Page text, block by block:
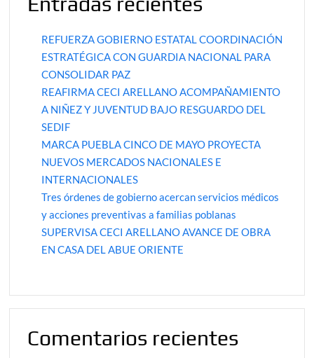
REFUERZA GOBIERNO ESTATAL COORDINACIÓN
ESTRATÉGICA CON GUARDIA NACIONAL PARA
CONSOLIDAR PAZ
REAFIRMA CECI ARELLANO ACOMPAÑAMIENTO
A NIÑEZ Y JUVENTUD BAJO RESGUARDO DEL
SEDIF
MARCA PUEBLA CINCO DE MAYO PROYECTA
NUEVOS MERCADOS NACIONALES E
INTERNACIONALES
Tres órdenes de gobierno acercan servicios médicos
y acciones preventivas a familias poblanas
SUPERVISA CECI ARELLANO AVANCE DE OBRA
EN CASA DEL ABUE ORIENTE
Comentarios recientes